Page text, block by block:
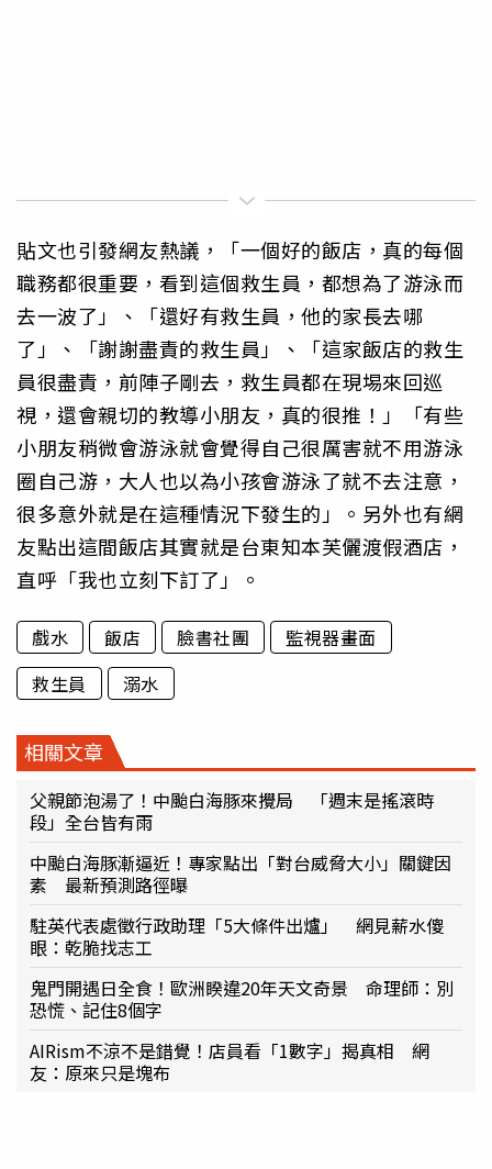
貼文也引發網友熱議，「一個好的飯店，真的每個
職務都很重要，看到這個救生員，都想為了游泳而
去一波了」、「還好有救生員，他的家長去哪
了」、「謝謝盡責的救生員」、「這家飯店的救生
員很盡責，前陣子剛去，救生員都在現埸來回巡
視，還會親切的教導小朋友，真的很推！」「有些
小朋友稍微會游泳就會覺得自己很厲害就不用游泳
圈自己游，大人也以為小孩會游泳了就不去注意，
很多意外就是在這種情況下發生的」。另外也有網
友點出這間飯店其實就是台東知本芙儷渡假酒店，
直呼「我也立刻下訂了」。
戲水 飯店 臉書社團
監視器畫面
救生員
溺水
相關文章
父親節泡湯了！中颱白海豚來攪局 「週末是搖滾時
段」全台皆有雨
中颱白海豚漸逼近！專家點出「對台威脅大小」關鍵因
素 最新預測路徑曝
駐英代表處徵行政助理「5大條件出爐」 網見薪水傻
眼：乾脆找志工
鬼門開遇日全食！歐洲睽違20年天文奇景 命理師：別
恐慌、記住8個字
AIRism不涼不是錯覺！店員看「1數字」揭真相 網
友：原來只是塊布